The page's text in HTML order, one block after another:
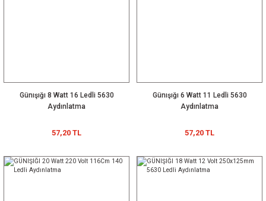
Günışığı 8 Watt 16 Ledli 5630
Aydınlatma
57,20 TL
Günışığı 6 Watt 11 Ledli 5630
Aydınlatma
57,20 TL